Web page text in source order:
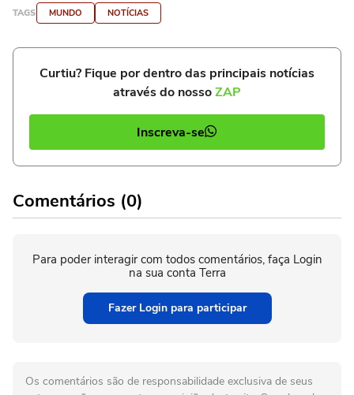
TAGS MUNDO NOTÍCIAS
Curtiu? Fique por dentro das principais notícias
através do nossoZAP
Inscreva-se
Comentários (0)
Para poder interagir com todos comentários, faça Login
na sua conta Terra
Fazer Login para participar
Os comentários são de responsabilidade exclusiva de seus